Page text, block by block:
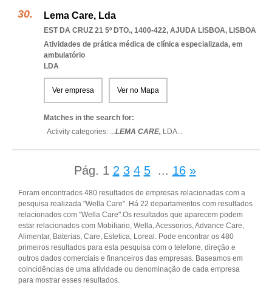
Lema Care, Lda
EST DA CRUZ 21 5º DTO., 1400-422, AJUDA LISBOA, LISBOA
Atividades de prática médica de clínica especializada, em
ambulatório
LDA
Ver empresa Ver no Mapa
Matches in the search for:
Activity categories: ...LEMA CARE, LDA...
Pág. 1 2 3 4 5 ... 16 »
Foram encontrados 480 resultados de empresas relacionadas com a
pesquisa realizada "Wella Care". Há 22 departamentos com resultados
relacionados com "Wella Care".Os resultados que aparecem podem
estar relacionados com Mobiliario, Wella, Acessorios, Advance Care,
Alimentar, Baterias, Care, Estetica, Loreal. Pode encontrar os 480
primeiros resultados para esta pesquisa com o telefone, direção e
outros dados comerciais e financeiros das empresas. Baseamos em
coincidências de uma atividade ou denominação de cada empresa
para mostrar esses resultados.